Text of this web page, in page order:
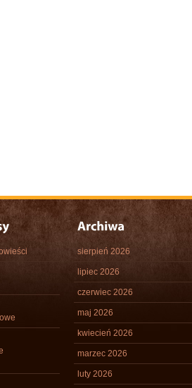
sierpień 2026
lipiec 2026
czerwiec 2026
maj 2026
kwiecień 2026
marzec 2026
luty 2026